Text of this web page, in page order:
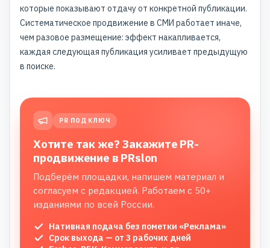
которые показывают отдачу от конкретной публикации.
Систематическое продвижение в СМИ работает иначе,
чем разовое размещение: эффект накапливается,
каждая следующая публикация усиливает предыдущую
в поиске.
PR ПОД КЛЮЧ
Хотите так же? Закажите PR-
продвижение в PRslon
Подберём площадки, напишем материал и
согласуем с редакцией. Работаем с 50+
изданиями по всей России.
Нативная подача без пометки «Реклама»
Срок выхода — от 3 рабочих дней